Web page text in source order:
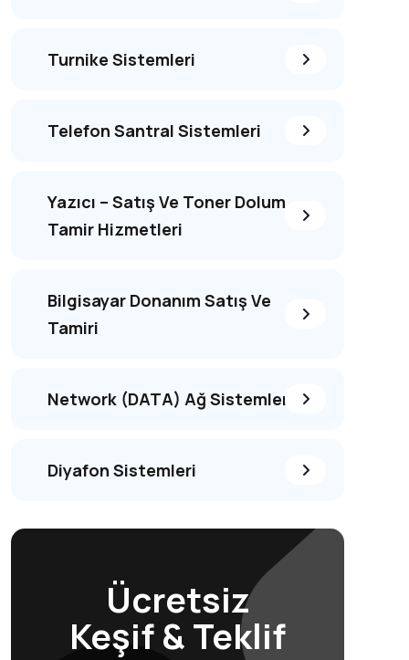
Turnike Sistemleri
Telefon Santral Sistemleri
Yazıcı – Satış Ve Toner Dolum
Tamir Hizmetleri
Bilgisayar Donanım Satış Ve
Tamiri
Network (DATA) Ağ Sistemleri
Diyafon Sistemleri
Ücretsiz
Keşif & Teklif